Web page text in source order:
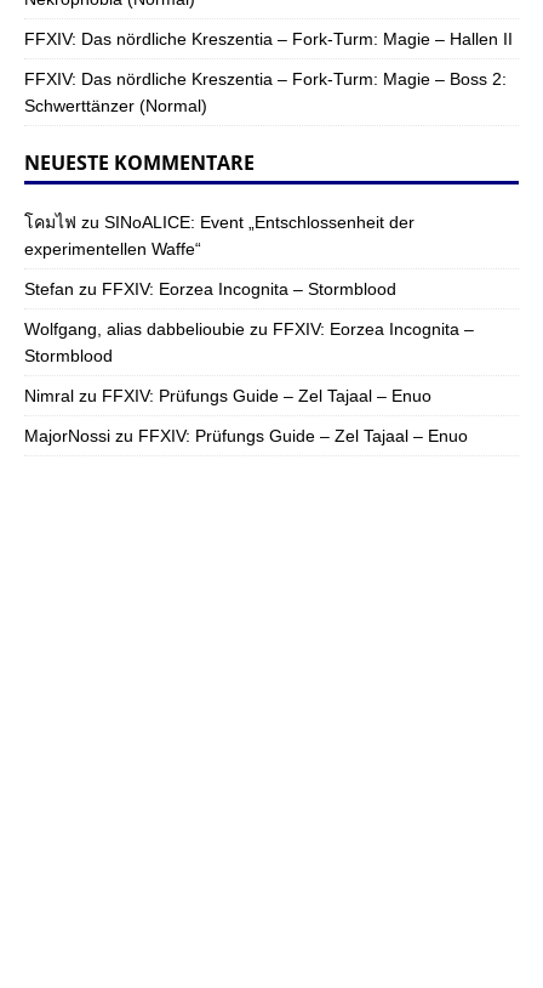
FFXIV: Das nördliche Kreszentia – Fork-Turm: Magie – Hallen II
FFXIV: Das nördliche Kreszentia – Fork-Turm: Magie – Boss 2:
Schwerttänzer (Normal)
NEUESTE KOMMENTARE
โคมไฟ zu SINoALICE: Event „Entschlossenheit der
experimentellen Waffe“
Stefan zu FFXIV: Eorzea Incognita – Stormblood
Wolfgang, alias dabbelioubie zu FFXIV: Eorzea Incognita –
Stormblood
Nimral zu FFXIV: Prüfungs Guide – Zel Tajaal – Enuo
MajorNossi zu FFXIV: Prüfungs Guide – Zel Tajaal – Enuo